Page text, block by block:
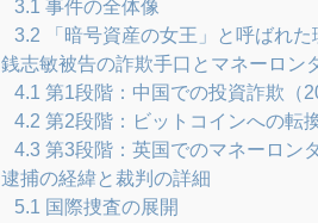
3.1 事件の全体像
3.2 「暗号資産の女王」と呼ばれた
銭志敏被告の詐欺手口とマネーロン
4.1 第1段階：中国での投資詐欺（
4.2 第2段階：ビットコインへの転
4.3 第3段階：英国でのマネーロン
逮捕の経緯と裁判の詳細
5.1 国際捜査の展開